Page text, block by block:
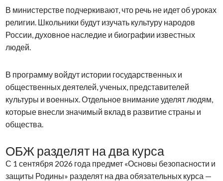
В министерстве подчеркивают, что речь не идет об уроках
религии. Школьники будут изучать культуру народов
России, духовное наследие и биографии известных
людей.
В программу войдут истории государственных и
общественных деятелей, ученых, представителей
культуры и военных. Отдельное внимание уделят людям,
которые внесли значимый вклад в развитие страны и
общества.
ОБЖ разделят на два курса
С 1 сентября 2026 года предмет «Основы безопасности и
защиты Родины» разделят на два обязательных курса —